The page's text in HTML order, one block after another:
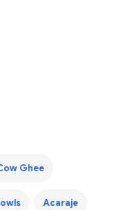
Ghee
Acaraje